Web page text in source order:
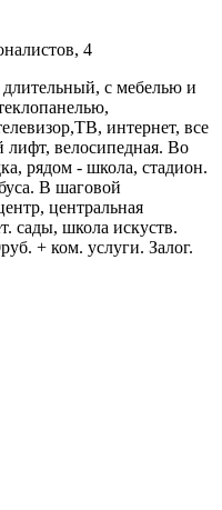
4
длительный, с мебелью и
интернет, все
лифт, велосипедная. Во
рядом - школа, стадион.
В шаговой
центральная
сады, школа искуств.
+ ком. услуги. Залог.